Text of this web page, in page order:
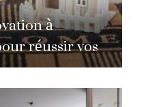
à
réussir vos